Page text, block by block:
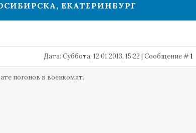
ЕКАТЕРИНБУРГ
Дата: Суббота, 12.01.2013, 15:22 | Сообщение #1
погонов в военкомат.